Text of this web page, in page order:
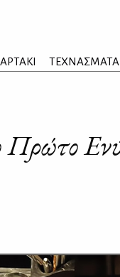
ΤΕΧΝΑΣΜΑΤΑ